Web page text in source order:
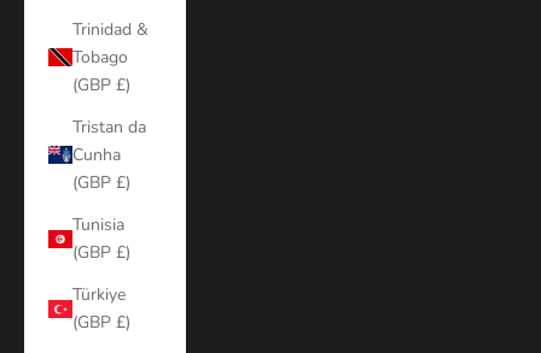
Trinidad &
Tobago
(GBP £)
Tristan da
Cunha
(GBP £)
Tunisia
(GBP £)
Türkiye
(GBP £)